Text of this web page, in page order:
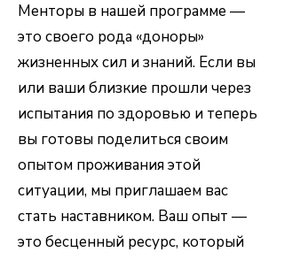
Менторы в нашей программе —
это своего рода «доноры»
жизненных сил и знаний. Если вы
или ваши близкие прошли через
испытания по здоровью и теперь
вы готовы поделиться своим
опытом проживания этой
ситуации, мы приглашаем вас
стать наставником. Ваш опыт —
это бесценный ресурс, который